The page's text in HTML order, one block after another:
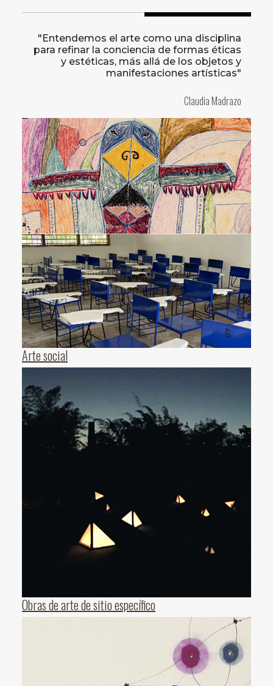
"Entendemos el arte como una disciplina
para refinar la conciencia de formas éticas
y estéticas, más allá de los objetos y
manifestaciones artísticas"
Claudia Madrazo
Arte social
Obras de arte de sitio específico